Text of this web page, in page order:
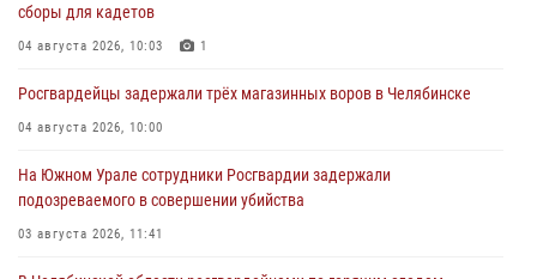
сборы для кадетов
04 августа 2026, 10:03 1
Росгвардейцы задержали трёх магазинных воров в Челябинске
04 августа 2026, 10:00
На Южном Урале сотрудники Росгвардии задержали
подозреваемого в совершении убийства
03 августа 2026, 11:41